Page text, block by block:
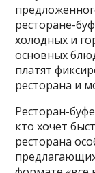
ресторане-
холодных и
основных
платят
ресторана и
Ресторан-
кто хочет
ресторана